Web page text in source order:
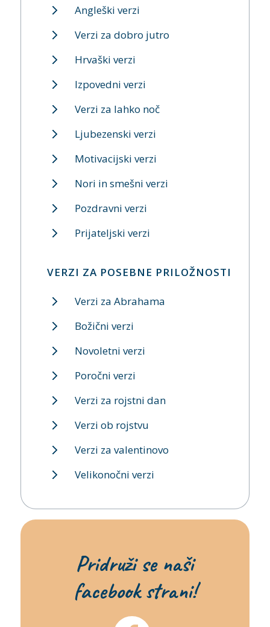
Angleški verzi
Verzi za dobro jutro
Hrvaški verzi
Izpovedni verzi
Verzi za lahko noč
Ljubezenski verzi
Motivacijski verzi
Nori in smešni verzi
Pozdravni verzi
Prijateljski verzi
VERZI ZA POSEBNE PRILOŽNOSTI
Verzi za Abrahama
Božični verzi
Novoletni verzi
Poročni verzi
Verzi za rojstni dan
Verzi ob rojstvu
Verzi za valentinovo
Velikonočni verzi
Pridruži se naši
facebook strani!